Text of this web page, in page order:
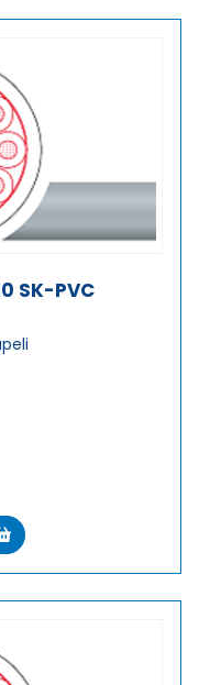
SK-PVC